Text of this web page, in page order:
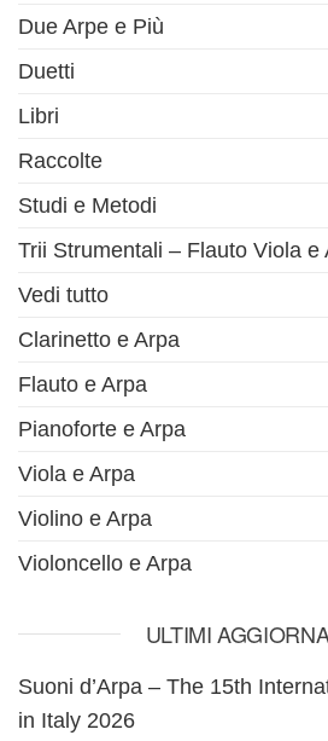
Due Arpe e Più
Duetti
Libri
Raccolte
Studi e Metodi
Trii Strumentali – Flauto Viola e
Vedi tutto
Clarinetto e Arpa
Flauto e Arpa
Pianoforte e Arpa
Viola e Arpa
Violino e Arpa
Violoncello e Arpa
ULTIMI
Suoni d’Arpa – The 15th
in Italy 2026